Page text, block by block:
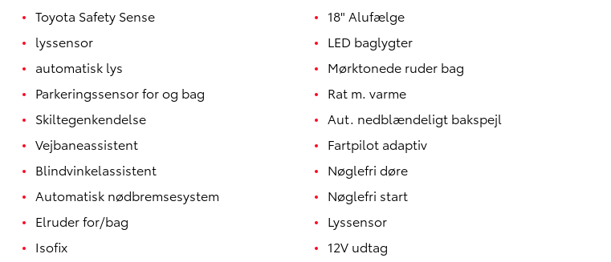
Yaris
Toyota Safety Sense
lyssensor
automatisk lys
Parkeringssensor for og bag
Skiltegenkendelse
Vejbaneassistent
Blindvinkelassistent
Automatisk nødbremsesystem
Elruder for/bag
Isofix
18" Alufælge
LED baglygter
Mørktonede ruder bag
Rat m. varme
Aut. nedblændeligt bakspejl
Fartpilot adaptiv
Nøglefri døre
Nøglefri start
Lyssensor
12V udtag